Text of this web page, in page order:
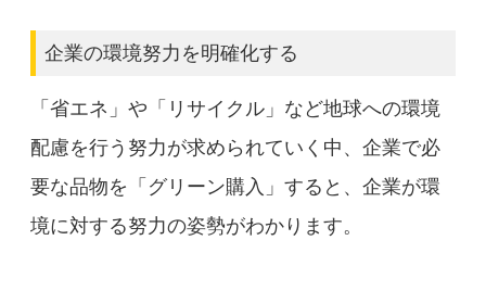
企業の環境努力を明確化する
「省エネ」や「リサイクル」など地球への環境
配慮を行う努力が求められていく中、企業で必
要な品物を「グリーン購入」すると、企業が環
境に対する努力の姿勢がわかります。